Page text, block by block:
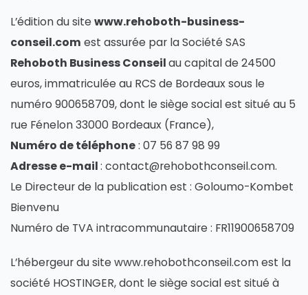
L’édition du sitewww.rehoboth-business-
conseil.com est assurée par la Société SAS
Rehoboth Business Conseilau capital de 24500
euros, immatriculée au RCS de Bordeaux sous le
numéro 900658709, dont le siège social est situé au 5
rue Fénelon 33000 Bordeaux (France),
Numéro de téléphone: 07 56 87 98 99
Adresse e-mail: contact@rehobothconseil.com.
Le Directeur de la publication est : Goloumo-Kombet
Bienvenu
Numéro de TVA intracommunautaire : FR11900658709
L’hébergeur du site www.rehobothconseil.com est la
société HOSTINGER, dont le siège social est situé à